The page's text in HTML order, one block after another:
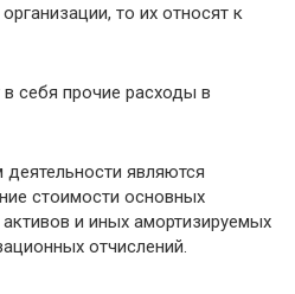
то их относят к
себя прочие расходы в
являются
стоимости основных
и иных амортизируемых
отчислений.